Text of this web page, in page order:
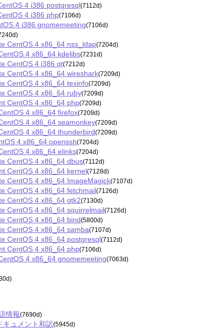
4 i386 postgresql(7112d)
4 i386 php(7106d)
4 i386 gnomemeeting(7106d)
CentOS 4 x86_64 nss_ldap(7204d)
4 x86_64 kdelibs(7231d)
CentOS 4 i386 qt(7212d)
CentOS 4 x86_64 wireshark(7209d)
CentOS 4 x86_64 texinfo(7209d)
CentOS 4 x86_64 ruby(7209d)
CentOS 4 x86_64 php(7209d)
4 x86_64 firefox(7209d)
4 x86_64 seamonkey(7209d)
4 x86_64 thunderbird(7209d)
4 x86_64 openssh(7204d)
4 x86_64 elinks(7204d)
CentOS 4 x86_64 dbus(7112d)
CentOS 4 x86_64 kernel(7128d)
CentOS 4 x86_64 ImageMagick(7107d)
CentOS 4 x86_64 fetchmail(7126d)
CentOS 4 x86_64 gtk2(7130d)
CentOS 4 x86_64 squirrelmail(7126d)
CentOS 4 x86_64 bind(5800d)
CentOS 4 x86_64 samba(7107d)
CentOS 4 x86_64 postgresql(7112d)
CentOS 4 x86_64 php(7106d)
4 x86_64 gnomemeeting(7063d)
情報(7690d)
キュメント和訳(5945d)